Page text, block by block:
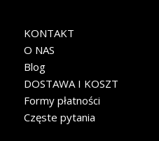
KONTAKT
O NAS
Blog
DOSTAWA I KOSZT
Formy płatności
Częste pytania